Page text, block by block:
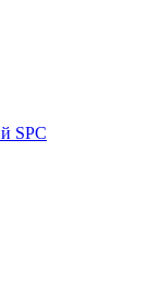
SPC